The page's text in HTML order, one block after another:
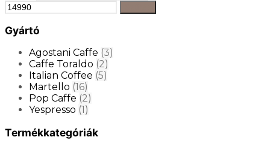
Gyártó
Agostani Caffe (3)
Caffe Toraldo (2)
Italian Coffee (5)
Martello (16)
Pop Caffe (2)
Yespresso (1)
Termékkategóriák